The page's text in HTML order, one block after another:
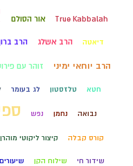
True Kabbalah אור הסולם
דיאטה הרב אשלג הרב
הרב יוחאי ימיני זוהר עם
חטא טלזסטון לג בעומר
נבואה נחמן נפש
קורס קבלה קיצור ליקוטי מוהרן
שידור חי שילוח הקן